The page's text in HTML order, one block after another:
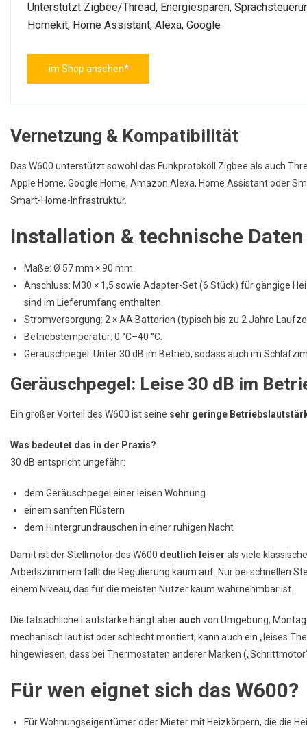
Unterstützt Zigbee/Thread, Energiesparen,
Homekit, Home Assistant, Alexa, Google
im Shop ansehen*
Vernetzung & Kompatibilität
Das W600 unterstützt sowohl das Funkprotokoll Zigbee als auch
Apple Home, Google Home, Amazon Alexa, Home Assistant oder
Smart-Home-Infrastruktur.
Installation & technische Daten
Maße: Ø 57 mm × 90 mm.
Anschluss: M30 × 1,5 sowie Adapter-Set (6 Stück) für gängige
sind im Lieferumfang enthalten.
Stromversorgung: 2 × AA Batterien (typisch bis zu 2 Jahre
Betriebs­temperatur: 0 °C–40 °C.
Geräuschpegel: Unter 30 dB im Betrieb, sodass auch im
Geräuschpegel: Leise 30 dB im
Ein großer Vorteil des W600 ist seine sehr geringe
Was bedeutet das in der Praxis?
30 dB entspricht ungefähr:
dem Geräuschpegel einer leisen Wohnung
einem sanften Flüstern
dem Hintergrundrauschen in einer ruhigen Nacht
Damit ist der Stellmotor des W600 deutlich leiser als viele
Arbeitszimmern fällt die Regulierung kaum auf. Nur bei schnellen
einem Niveau, das für die meisten Nutzer kaum wahrnehmbar ist.
Die tatsächliche Lautstärke hängt aberauch von Umgebung,
mechanisch laut ist oder schlecht montiert, kann auch ein „leises
hingewiesen, dass bei Thermostaten anderer Marken
Für wen eignet sich das W600?
Für Wohnungseigentümer oder Mieter mit Heizkörpern, die die